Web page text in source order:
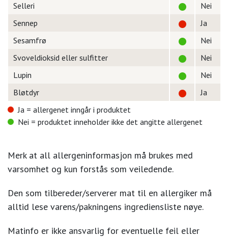
Selleri
Nei
Sennep
Ja
Sesamfrø
Nei
Svoveldioksid eller sulfitter
Nei
Lupin
Nei
Bløtdyr
Ja
Ja = allergenet inngår i produktet
Nei = produktet inneholder ikke det angitte allergenet
Merk at all allergeninformasjon må brukes med
varsomhet og kun forstås som veiledende.
Den som tilbereder/serverer mat til en allergiker må
alltid lese varens/pakningens ingrediensliste nøye.
Matinfo er ikke ansvarlig for eventuelle feil eller